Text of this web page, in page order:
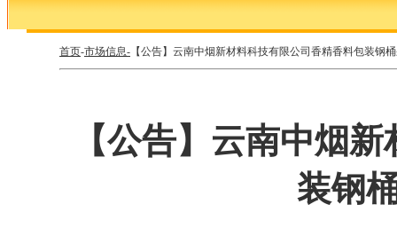
首页-市场信息- 【公告】云南中烟新材料科技有限公司香精香料包装钢
【公告】云南中烟
装钢